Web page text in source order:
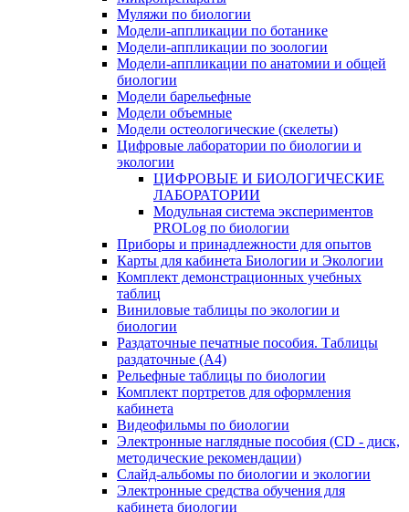
Муляжи по биологии
Модели-аппликации по ботанике
Модели-аппликации по зоологии
Модели-аппликации по анатомии и общей
биологии
Модели барельефные
Модели объемные
Модели остеологические (скелеты)
Цифровые лаборатории по биологии и
экологии
ЦИФРОВЫЕ И БИОЛОГИЧЕСКИЕ
ЛАБОРАТОРИИ
Модульная система экспериментов
PROLog по биологии
Приборы и принадлежности для опытов
Карты для кабинета Биологии и Экологии
Комплект демонстрационных учебных
таблиц
Виниловые таблицы по экологии и
биологии
Раздаточные печатные пособия. Таблицы
раздаточные (А4)
Рельефные таблицы по биологии
Комплект портретов для оформления
кабинета
Видеофильмы по биологии
Электронные наглядные пособия (CD - диск,
методические рекомендации)
Слайд-альбомы по биологии и экологии
Электронные средства обучения для
кабинета биологии